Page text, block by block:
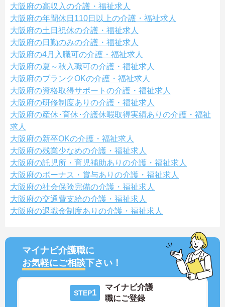
大阪府の高収入の介護・福祉求人
大阪府の年間休日110日以上の介護・福祉求人
大阪府の土日祝休の介護・福祉求人
大阪府の日勤のみの介護・福祉求人
大阪府の4月入職可の介護・福祉求人
大阪府の夏～秋入職可の介護・福祉求人
大阪府のブランクOKの介護・福祉求人
大阪府の資格取得サポートの介護・福祉求人
大阪府の研修制度ありの介護・福祉求人
大阪府の産休･育休･介護休暇取得実績ありの介護・福祉
求人
大阪府の新卒OKの介護・福祉求人
大阪府の残業少なめの介護・福祉求人
大阪府の託児所・育児補助ありの介護・福祉求人
大阪府のボーナス・賞与ありの介護・福祉求人
大阪府の社会保険完備の介護・福祉求人
大阪府の交通費支給の介護・福祉求人
大阪府の退職金制度ありの介護・福祉求人
マイナビ介護職に
お気軽にご相談下さい！
STEP1
マイナビ介護
職にご登録